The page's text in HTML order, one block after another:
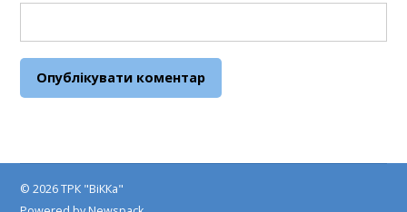
© 2026 ТРК "ВіККа"